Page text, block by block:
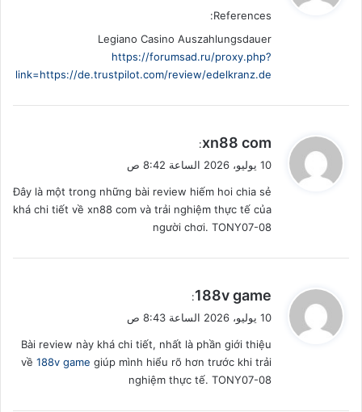
ل
References:
Legiano Casino Auszahlungsdauer
https://forumsad.ru/proxy.php?
link=https://de.trustpilot.com/review/edelkranz.de
ي
ل
xn88 com
:
10 يوليو، 2026 الساعة 8:42 ص
Đây là một trong những bài review hiếm hoi chia sẻ
khá chi tiết về xn88 com và trải nghiệm thực tế của
người chơi. TONY07-08
ي
ل
188v game
:
10 يوليو، 2026 الساعة 8:43 ص
Bài review này khá chi tiết, nhất là phần giới thiệu
về 188v game giúp mình hiểu rõ hơn trước khi trải
nghiệm thực tế. TONY07-08